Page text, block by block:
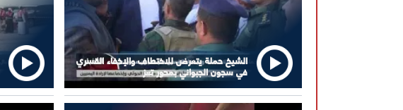
الشيخ حملة يتعرض للاختطاف والإخفاء القسري
في سجون الجبواني بمحور تعز